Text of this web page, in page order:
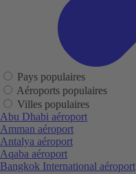
Pays populaires
Aéroports populaires
Villes populaires
Abu Dhabi aéroport
Amman aéroport
Antalya aéroport
Aqaba aéroport
Bangkok International aéroport